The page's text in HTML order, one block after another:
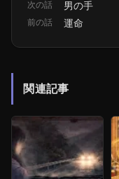
次の話 男の手
前の話 運命
関連記事